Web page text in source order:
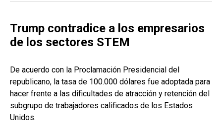
Trump contradice a los empresarios
de los sectores STEM
De acuerdo con la Proclamación Presidencial del
republicano, la tasa de 100.000 dólares fue adoptada para
hacer frente a las dificultades de atracción y retención del
subgrupo de trabajadores calificados de los Estados
Unidos.